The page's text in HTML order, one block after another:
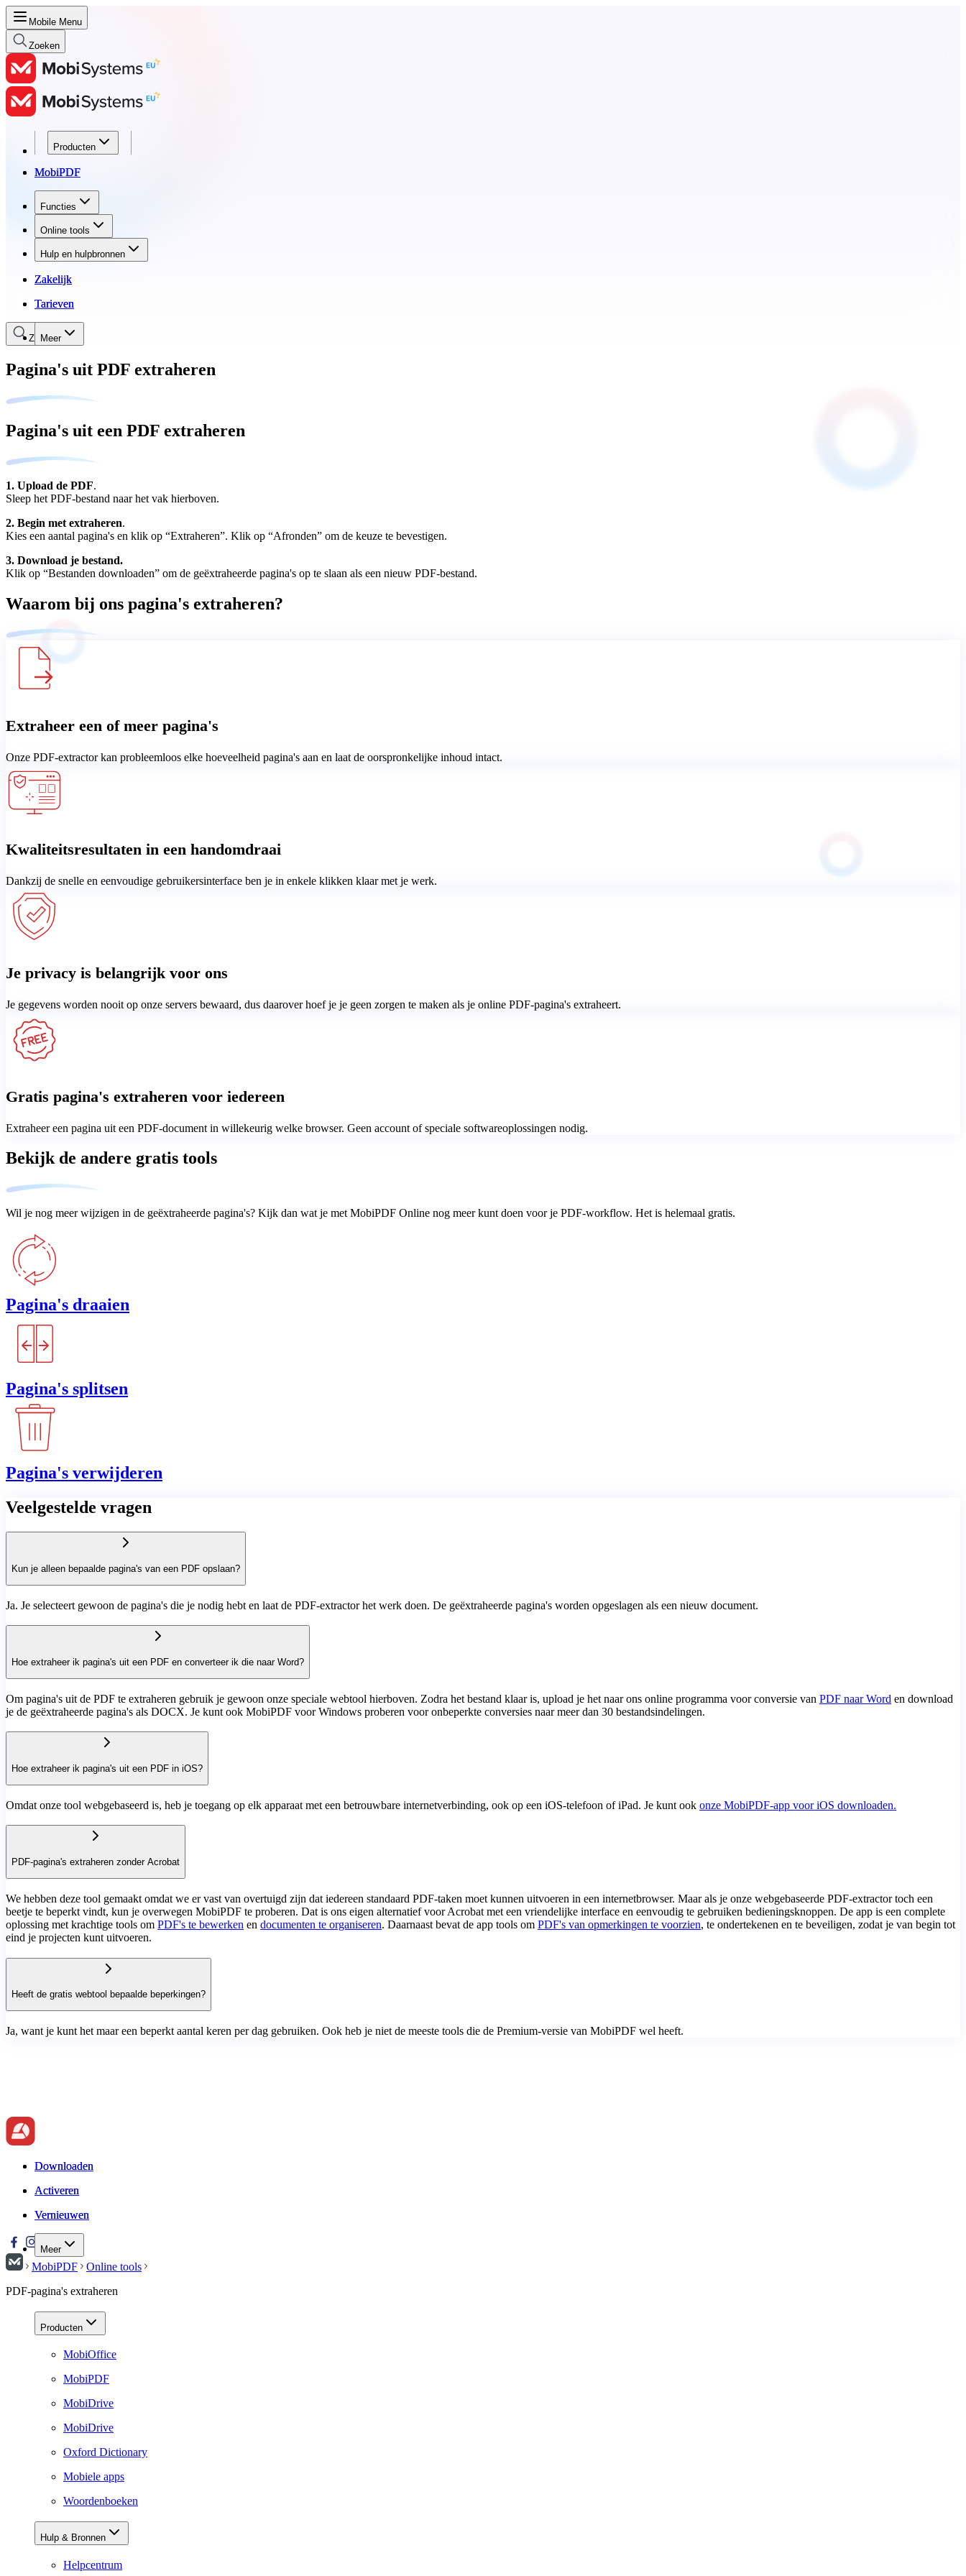
Mobile Menu
Zoeken
Producten
MobiPDF
Functies
Online tools
Hulp en hulpbronnen
Zakelijk
Tarieven
Meer
Producten
MobiPDF
Functies
Online tools
Hulp en hulpbronnen
Zakelijk
Tarieven
Zoeken
Pagina's uit PDF extraheren
Pagina's uit een PDF extraheren
1. Upload de PDF.
Sleep het PDF-bestand naar het vak hierboven.
2. Begin met extraheren.
Kies een aantal pagina's en klik op “Extraheren”. Klik op “Afronden” om de keuze te bevestigen.
3. Download je bestand.
Klik op “Bestanden downloaden” om de geëxtraheerde pagina's op te slaan als een nieuw PDF-bestand.
Waarom bij ons pagina's extraheren?
Extraheer een of meer pagina's
Onze PDF-extractor kan probleemloos elke hoeveelheid pagina's aan en laat de oorspronkelijke inhoud intact.
Kwaliteitsresultaten in een handomdraai
Dankzij de snelle en eenvoudige gebruikersinterface ben je in enkele klikken klaar met je werk.
Je privacy is belangrijk voor ons
Je gegevens worden nooit op onze servers bewaard, dus daarover hoef je je geen zorgen te maken als je online PDF-pagina's extraheert.
Gratis pagina's extraheren voor iedereen
Extraheer een pagina uit een PDF-document in willekeurig welke browser. Geen account of speciale softwareoplossingen nodig.
Bekijk de andere gratis tools
Wil je nog meer wijzigen in de geëxtraheerde pagina's? Kijk dan wat je met MobiPDF Online nog meer kunt doen voor je PDF-workflow. Het is helemaal gratis.
Pagina's draaien
Pagina's splitsen
Pagina's verwijderen
Veelgestelde vragen
Kun je alleen bepaalde pagina's van een PDF opslaan?
Ja. Je selecteert gewoon de pagina's die je nodig hebt en laat de PDF-extractor het werk doen. De geëxtraheerde pagina's worden opgeslagen als een nieuw document.
Hoe extraheer ik pagina's uit een PDF en converteer ik die naar Word?
Om pagina's uit de PDF te extraheren gebruik je gewoon onze speciale webtool hierboven. Zodra het bestand klaar is, upload je het naar ons online programma voor conversie van PDF naar Word en download
je de geëxtraheerde pagina's als DOCX. Je kunt ook MobiPDF voor Windows proberen voor onbeperkte conversies naar meer dan 30 bestandsindelingen.
Hoe extraheer ik pagina's uit een PDF in iOS?
Omdat onze tool webgebaseerd is, heb je toegang op elk apparaat met een betrouwbare internetverbinding, ook op een iOS-telefoon of iPad. Je kunt ook onze MobiPDF-app voor iOS downloaden.
PDF-pagina's extraheren zonder Acrobat
We hebben deze tool gemaakt omdat we er vast van overtuigd zijn dat iedereen standaard PDF-taken moet kunnen uitvoeren in een internetbrowser. Maar als je onze webgebaseerde PDF-extractor toch een
beetje te beperkt vindt, kun je overwegen MobiPDF te proberen. Dat is ons eigen alternatief voor Acrobat met een vriendelijke interface en eenvoudig te gebruiken bedieningsknoppen. De app is een complete
oplossing met krachtige tools om PDF's te bewerken en documenten te organiseren. Daarnaast bevat de app tools om PDF's van opmerkingen te voorzien, te ondertekenen en te beveiligen, zodat je van begin tot
eind je projecten kunt uitvoeren.
Heeft de gratis webtool bepaalde beperkingen?
Ja, want je kunt het maar een beperkt aantal keren per dag gebruiken. Ook heb je niet de meeste tools die de Premium-versie van MobiPDF wel heeft.
Downloaden
Activeren
Vernieuwen
Meer
Downloaden
Activeren
Vernieuwen
MobiPDF
Online tools
PDF-pagina's extraheren
Producten
MobiOffice
MobiPDF
MobiDrive
MobiDrive
Oxford Dictionary
Mobiele apps
Woordenboeken
Hulp & Bronnen
Helpcentrum